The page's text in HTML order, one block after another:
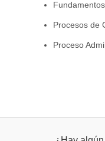
Procesos de
Proceso